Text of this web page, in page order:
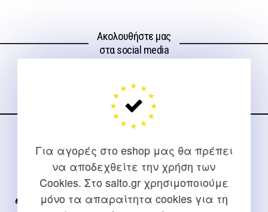
Για αγορές στο eshop μας θα πρέπει
να αποδεχθείτε την χρήση των
Cookies. Στο salto.gr χρησιμοποιούμε
μόνο τα απαραίτητα cookies για τη
Ακολουθήστε μας
στα social media
ΕΠΙΚΟΙΝΩΝΊΑ
Για διευκρινίσεις και υποστήριξη παραγγελιών μέσω του
Internet
2310 267108